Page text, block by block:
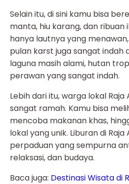
Selain itu, di sini kamu bisa
manta, hiu karang, dan ribuan
hanya lautnya yang
pulan karst juga sangat
laguna masih alami, hutan
perawan yang sangat indah.
Lebih dari itu, warga lokal
sangat ramah. Kamu bisa
mencoba makanan khas,
lokal yang unik. Liburan di
perpaduan yang sempurna
relaksasi, dan budaya.
Baca juga: Destinasi Wisata di